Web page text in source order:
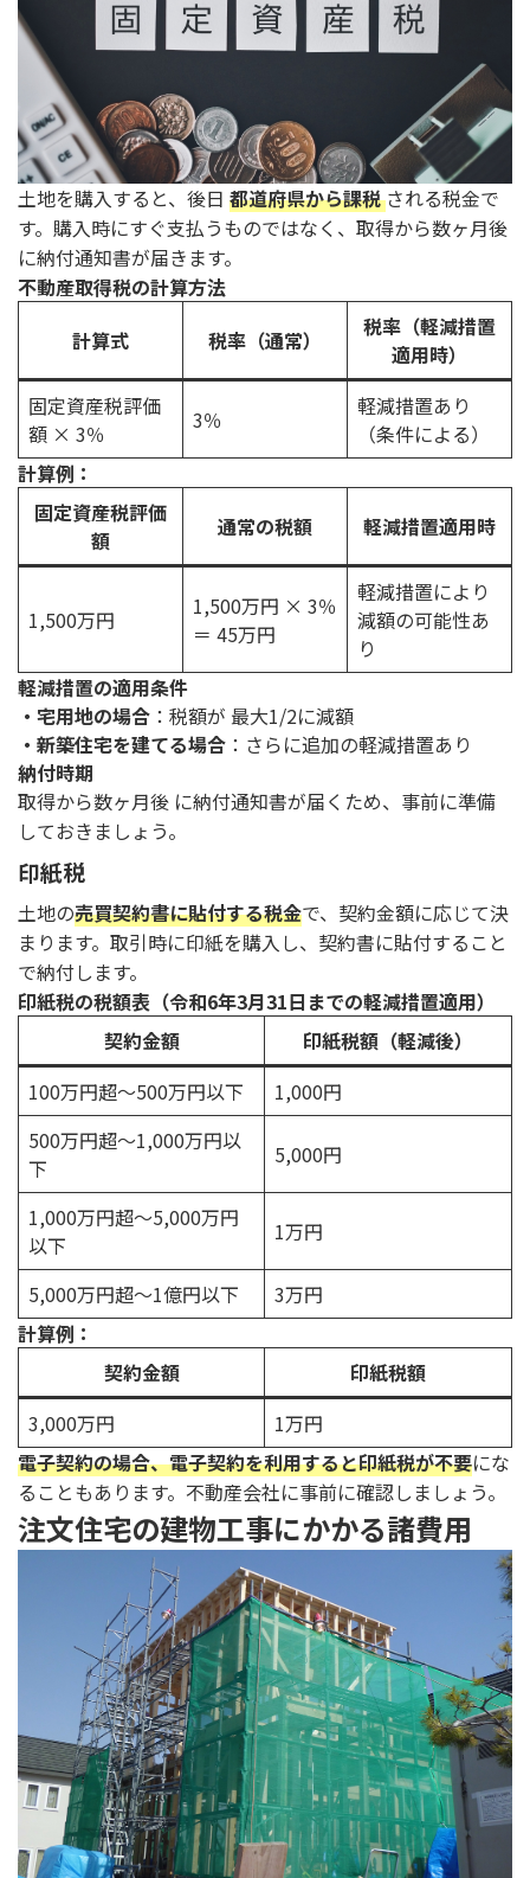
土地を購入すると、後日 都道府県から課税 される税金で
す。購入時にすぐ支払うものではなく、取得から数ヶ月後
に納付通知書が届きます。
不動産取得税の計算方法
計算式
税率（通常）
税率（軽減措置
適用時）
固定資産税評価
額 × 3％
3％
軽減措置あり
（条件による）
計算例：
固定資産税評価
額
通常の税額 軽減措置適用時
1,500万円
1,500万円 × 3％
＝ 45万円
軽減措置により
減額の可能性あ
り
軽減措置の適用条件
・宅用地の場合 ：税額が 最大1/2に減額
・新築住宅を建てる場合 ：さらに追加の軽減措置あり
納付時期
取得から数ヶ月後 に納付通知書が届くため、事前に準備
しておきましょう。
印紙税
土地の売買契約書に貼付する税金で、契約金額に応じて決
まります。取引時に印紙を購入し、契約書に貼付すること
で納付します。
印紙税の税額表（令和6年3月31日までの軽減措置適用）
契約金額
印紙税額（軽減後）
100万円超～500万円以下
1,000円
500万円超～1,000万円以
下
5,000円
1,000万円超～5,000万円
以下
1万円
5,000万円超～1億円以下
3万円
計算例：
契約金額
印紙税額
3,000万円
1万円
電子契約の場合、電子契約を利用すると印紙税が不要にな
ることもあります。不動産会社に事前に確認しましょう。
注文住宅の建物工事にかかる諸費用